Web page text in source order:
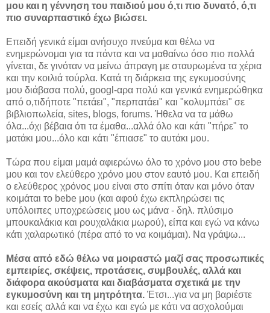
μου και η γέννηση του παιδιού μου ό,τι πιο δυνατό, ό,τι
πιο συναρπαστικό έχω βιώσει.
Επειδή γενικά είμαι ανήσυχο πνεύμα και θέλω να
ενημερώνομαι για τα πάντα και να μαθαίνω όσο πιο πολλά
γίνεται, δε γινόταν να μείνω άπραγη με σταυρωμένα τα χέρια
και την κοιλιά τούρλα. Κατά τη διάρκεια της εγκυμοσύνης
μου διάβασα πολύ, googl-αρα πολύ και γενικά ενημερώθηκα
από ο,τιδήποτε "πετάει", "περπατάει" και "κολυμπάει" σε
βιβλιοπωλεία, sites, blogs, forums. Ήθελα να τα μάθω
όλα...όχι βέβαια ότι τα έμαθα...αλλά όλο και κάτι "πήρε" το
ματάκι μου...όλο και κάτι "έπιασε" το αυτάκι μου.
Τώρα που είμαι μαμά αφιερώνω όλο το χρόνο μου στο bebe
μου και τον ελεύθερο χρόνο μου στον εαυτό μου. Και επειδή
ο ελεύθερος χρόνος μου είναι στο σπίτι όταν και μόνο όταν
κοιμάται το bebe μου (και αφού έχω εκπληρώσει τις
υπόλοιπες υποχρεώσεις μου ως μάνα - δηλ. πλύσιμο
μπουκαλάκια και ρουχαλάκια μωρού), είπα και εγώ να κάνω
κάτι χαλαρωτικό (πέρα από το να κοιμάμαι). Να γράψω...
Μέσα από εδώ θέλω να μοιραστώ μαζί σας προσωπικές
εμπειρίες, σκέψεις, προτάσεις, συμβουλές, αλλά και
διάφορα ακούσματα και διαβάσματα σχετικά με την
εγκυμοσύνη και τη μητρότητα. Έτσι...για να μη βαριέστε
και εσείς αλλά και να έχω και εγώ με κάτι να ασχολούμαι